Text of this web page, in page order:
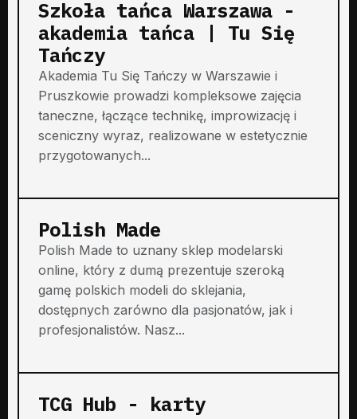
Szkoła tańca Warszawa -
akademia tańca | Tu Się
Tańczy
Akademia Tu Się Tańczy w Warszawie i
Pruszkowie prowadzi kompleksowe zajęcia
taneczne, łączące technikę, improwizację i
sceniczny wyraz, realizowane w estetycznie
przygotowanych...
Polish Made
Polish Made to uznany sklep modelarski
online, który z dumą prezentuje szeroką
gamę polskich modeli do sklejania,
dostępnych zarówno dla pasjonatów, jak i
profesjonalistów. Nasz...
TCG Hub - karty